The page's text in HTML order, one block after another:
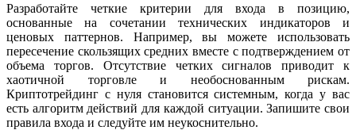
Разработайте четкие критерии для входа в позицию,
основанные на сочетании технических индикаторов и
ценовых паттернов. Например, вы можете использовать
пересечение скользящих средних вместе с подтверждением от
объема торгов. Отсутствие четких сигналов приводит к
хаотичной торговле и необоснованным рискам.
Криптотрейдинг с нуля становится системным, когда у вас
есть алгоритм действий для каждой ситуации. Запишите свои
правила входа и следуйте им неукоснительно.